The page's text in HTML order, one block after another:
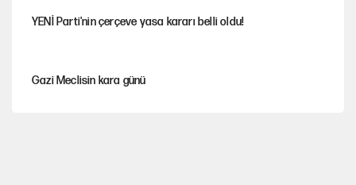
YENİ Parti'nin çerçeve yasa kararı belli oldu!
Gazi Meclisin kara günü